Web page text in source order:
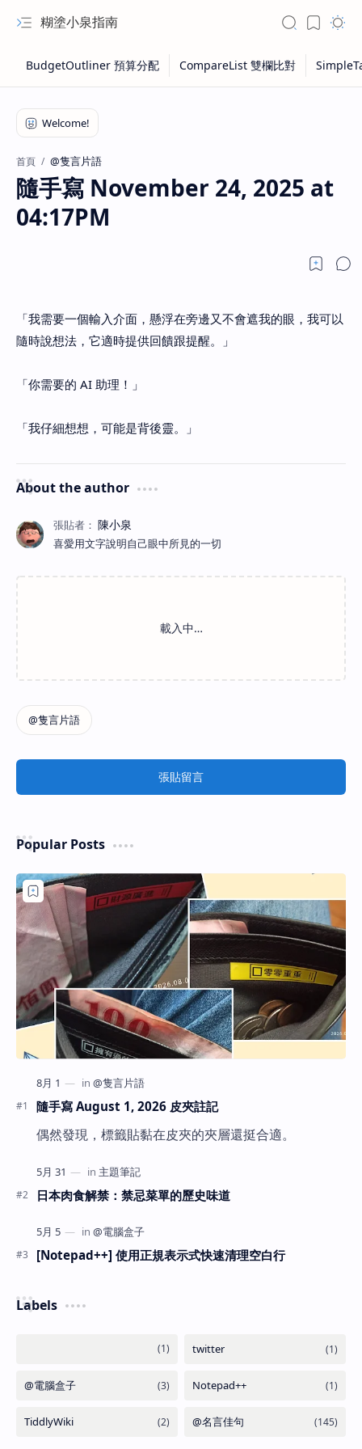
糊塗小泉指南
首頁 @隻言片語
隨手寫 November 24, 2025 at
04:17PM
「我需要一個輸入介面，懸浮在旁邊又不會遮我的眼，我可以
隨時說想法，它適時提供回饋跟提醒。」
「你需要的 AI 助理！」
「我仔細想想，可能是背後靈。」
About the author
喜愛用文字說明自己眼中所見的一切
張貼留言
Popular Posts
隨手寫 August 1, 2026 皮夾註記
偶然發現，標籤貼黏在皮夾的夾層還挺合適。
日本肉食解禁：禁忌菜單的歷史味道
[Notepad++] 使用正規表示式快速清理空白行
Labels